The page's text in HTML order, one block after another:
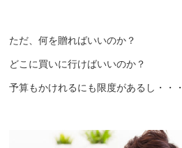
ただ、何を贈ればいいのか？
どこに買いに行けばいいのか？
予算もかけれるにも限度があるし・・・